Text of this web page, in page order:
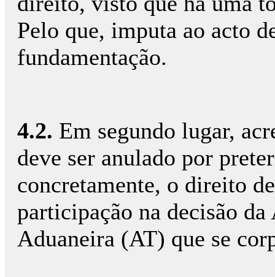
Pelo que, imputa ao acto
fundamentação.
4.2. Em segundo lugar,
deve ser anulado por
concretamente, o direito
participação na decisão
Aduaneira (AT) que se